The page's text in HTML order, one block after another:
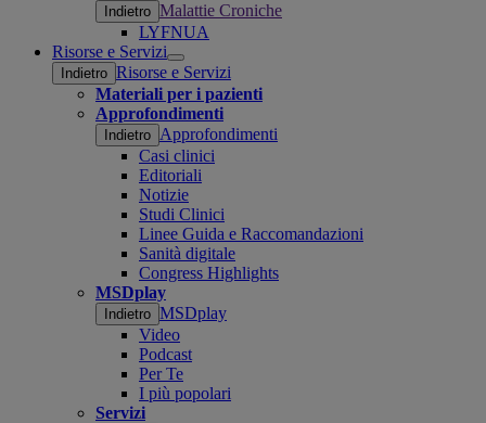
Indietro Malattie Croniche
LYFNUA
Risorse e Servizi
Open
submenu
Indietro Risorse e Servizi
Materiali per i pazienti
Approfondimenti
Indietro Approfondimenti
Casi clinici
Editoriali
Notizie
Studi Clinici
Linee Guida e Raccomandazioni
Sanità digitale
Congress Highlights
MSDplay
Indietro MSDplay
Video
Podcast
Per Te
I più popolari
Servizi